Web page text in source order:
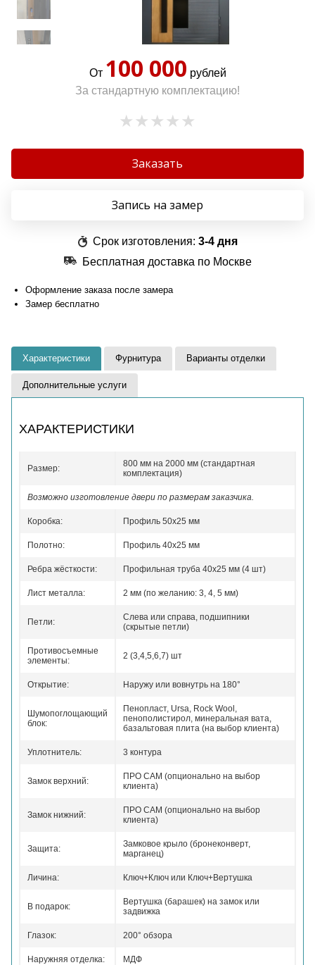
От 100 000 рублей
За стандартную комплектацию!
Заказать
Запись на замер
Срок изготовления: 3-4 дня
Бесплатная доставка по Москве
Оформление заказа после замера
Замер бесплатно
Характеристики Фурнитура Варианты отделки
Дополнительные услуги
ХАРАКТЕРИСТИКИ
Размер:
800 мм на 2000 мм (стандартная
комплектация)
Возможно изготовление двери по размерам заказчика.
Коробка: Профиль 50x25 мм
Полотно: Профиль 40x25 мм
Ребра жёсткости: Профильная труба 40х25 мм (4 шт)
Лист металла: 2 мм (по желанию: 3, 4, 5 мм)
Петли:
Слева или справа, подшипники
(скрытые петли)
Противосъемные
элементы:
2 (3,4,5,6,7) шт
Открытие: Наружу или вовнутрь на 180°
Шумопоглощающий
блок:
Пенопласт, Ursa, Rock Wool,
пенополистирол, минеральная вата,
базальтовая плита (на выбор клиента)
Уплотнитель: 3 контура
Замок верхний:
ПРО САМ (опционально на выбор
клиента)
Замок нижний:
ПРО САМ (опционально на выбор
клиента)
Защита:
Замковое крыло (бронеконверт,
марганец)
Личина: Ключ+Ключ или Ключ+Вертушка
В подарок:
Вертушка (барашек) на замок или
задвижка
Глазок: 200° обзора
Наружняя отделка: МДФ